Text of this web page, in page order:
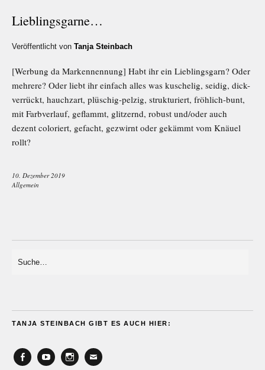
Lieblingsgarne…
Veröffentlicht von Tanja Steinbach
[Werbung da Markennennung] Habt ihr ein Lieblingsgarn? Oder
mehrere? Oder liebt ihr einfach alles was kuschelig, seidig, dick-
verrückt, hauchzart, plüschig-pelzig, strukturiert, fröhlich-bunt,
mit Farbverlauf, geflammt, glitzernd, robust und/oder auch
dezent coloriert, gefacht, gezwirnt oder gekämmt vom Knäuel
rollt?
10. Dezember 2019
Allgemein
TANJA STEINBACH GIBT ES AUCH HIER: